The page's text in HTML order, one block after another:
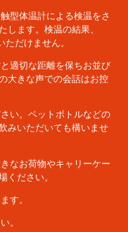
型体温計による検温をさ
します。検温の結果、
だけません。
適切な距離を保ちお並び
大きな声での会話はお控
い。ペットボトルなどの
みいただいても構いませ
なお荷物やキャリーケー
ください。
す。
。